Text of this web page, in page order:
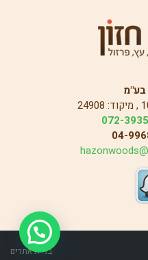
בע"מ
072-
04-
בניית אתרים